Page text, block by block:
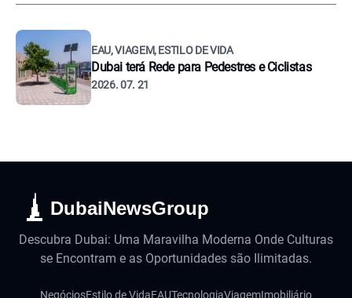
EAU, VIAGEM, ESTILO DE VIDA
Dubai terá Rede para Pedestres e Ciclistas
2026. 07. 21
DubaiNewsGroup
Descubra Dubai: Uma Maravilha Moderna Onde Culturas
se Encontram e as Oportunidades são Ilimitadas.
NegóciosEstilo de VidaEAUTecnologiaViagemImobiliário